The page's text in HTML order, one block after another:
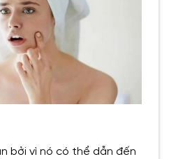
bởi vì nó có thể dẫn đến